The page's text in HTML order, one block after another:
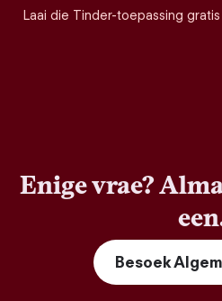
Laai die Tinder-toepassing
Enige vrae?
Besoek